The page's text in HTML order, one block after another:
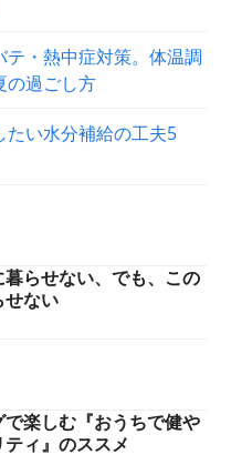
・熱中症対策。体温調
の過ごし方
たい水分補給の工夫5
暮らせない、でも、この
せない
楽しむ『おうちで健や
ィ』のススメ